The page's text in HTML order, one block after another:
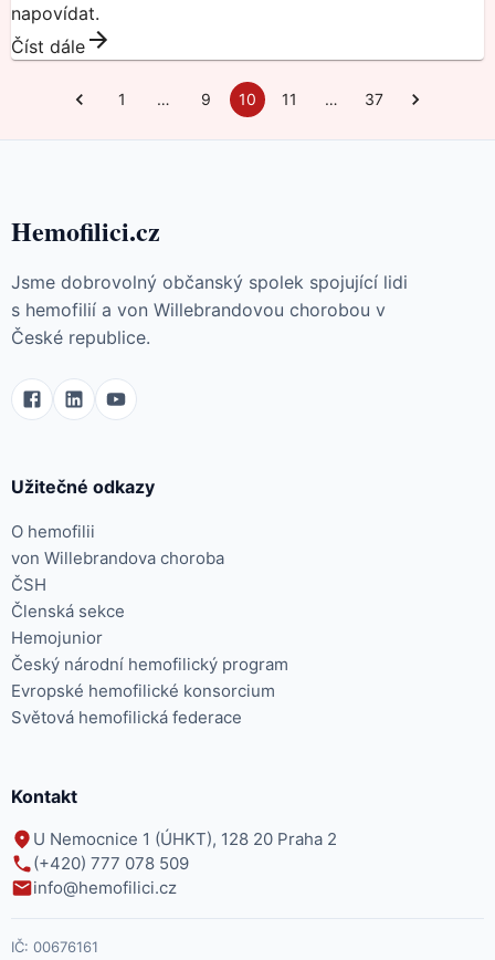
napovídat.
Číst dále
1 … 9 10 11 … 37
Hemofilici.cz
Jsme dobrovolný občanský spolek spojující lidi
s hemofilií a von Willebrandovou chorobou v
České republice.
Užitečné odkazy
O hemofilii
von Willebrandova choroba
ČSH
Členská sekce
Hemojunior
Český národní hemofilický program
Evropské hemofilické konsorcium
Světová hemofilická federace
Kontakt
U Nemocnice 1 (ÚHKT), 128 20 Praha 2
(+420) 777 078 509
info@hemofilici.cz
IČ: 00676161